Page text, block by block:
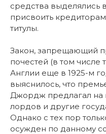
средства выделялись
присвоить
титулы.
Закон, запрещающий
почестей (в том числе
Англии еще в 1925-м
выяснилось, что
Джордж предлагал на
лордов и другие
Однако с тех пор
осужден по данному